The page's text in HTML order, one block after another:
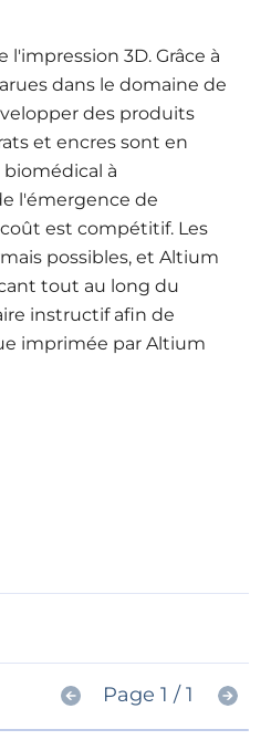
3D. Grâce à
dans le domaine de
des produits
et encres sont en
à
l'émergence de
est compétitif. Les
possibles, et Altium
tout au long du
instructif afin de
imprimée par Altium
Page 1 / 1